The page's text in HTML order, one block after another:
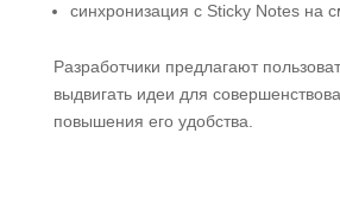
синхронизация с Sticky Notes на
Разработчики предлагают
выдвигать идеи для
повышения его удобства.